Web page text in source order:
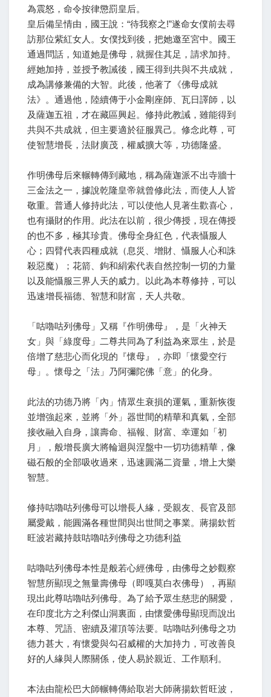
為震怒，命令按律懲罰皇后。
皇后備呈情由，國王說：“待我察之!”遂命女僕前去尋
訪那位紫紅女人。女僕找到後，把她邀至宮中。國王
通過問話，知道她是佛母，就握住其足，請求加持。
經她加持，並授予教誡後，國王得到共與不共成就，
成為講修兼備的大智。此後，他著了《佛母成就
法》。通過他，陸續傳于小金剛座師、瓦日譯師，以
及薩迦五祖，才在藏區興起。修持此教誡，雖能得到
共與不共成就，但主要適於征服異己。修念此尊，可
使智慧增長，法財廣茂，權威擴大等，功德隆盛。
作明佛母后來輾轉傳到藏地，稱為薩迦派不出寺牆十
三金法之一，據說乾隆皇帝就曾修此法，而使人人皆
敬重。普通人修持此法，可以使他人見著生歡喜心，
也有攝財的作用。此法在以前，很少傳授，現在傳授
的也不多，極其珍貴。佛母全身紅色，代表懾服人
心；四臂代表四種成就（息災、增財、懾服人心和誅
殺惡魔）；花箭、鉤和絹索代表自然控制一切的力量
以及能懾服三界人天的威力。以此為本尊修持，可以
迅速增長福德、智慧和財富，天人共敬。
「咕嚕咕列佛母」又稱『作明佛母』，是「火神天
女」與「綠度母」二尊共同為了利益為來眾生，於是
倍增了慈悲心而化現的『懷母』，亦即「懷愛空行
母」。懷母之「法」乃阿彌陀佛「意」的化身。
此法的功德乃將「內」情眾生衰損的運氣，重新恢復
並增強起來，並將「外」器世間的精華和真氣，全部
接收融入自身，讓壽命、福報、財富、幸運如「初
月」，般增長廣大將輪迴與涅盤中一切功德精華，像
磁石般的全部吸收過來，迅速圓滿二資量，增上大樂
智慧。
修持咕嚕咕列佛母可以增長人緣，受親友、長官及部
屬愛戴，能圓滿各種世間與出世間之事業。蔣揚欽哲
旺波岩藏持鼓咕嚕咕列佛母之功德利益
咕嚕咕列佛母本性是般若心經佛母，由佛母之妙觀察
智慧所顯現之無量壽佛母（即嘎莫白衣佛母），再顯
現出此尊咕嚕咕列佛母。為了給予眾生慈悲的關愛，
在印度北方之利傑山洞裏面，由懷愛佛母顯現而說出
本尊、咒語、密續及灌頂等法要。咕嚕咕列佛母之功
德力甚大，有懷愛與勾召威權的大加持力，可改善良
好的人緣與人際關係，使人易於親近、工作順利。
本法由龍松巴大師輾轉傳給取岩大師蔣揚欽哲旺波，